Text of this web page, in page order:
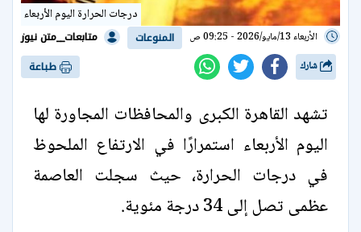
درجات الحرارة اليوم الأربعاء
الأربعاء 13/مايو/2026 - 09:25 ص المنوعات متابعات__متن نيوز
طباعة
تشهد القاهرة الكبرى والمحافظات المجاورة لها
اليوم الأربعاء استمرارًا في الارتفاع الملحوظ
في درجات الحرارة، حيث سجلت العاصمة
عظمى تصل إلى 34 درجة مئوية.